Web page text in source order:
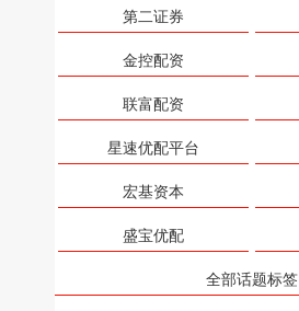
第二证券
金控配资
联富配资
星速优配平台
宏基资本
盛宝优配
全部话题标签